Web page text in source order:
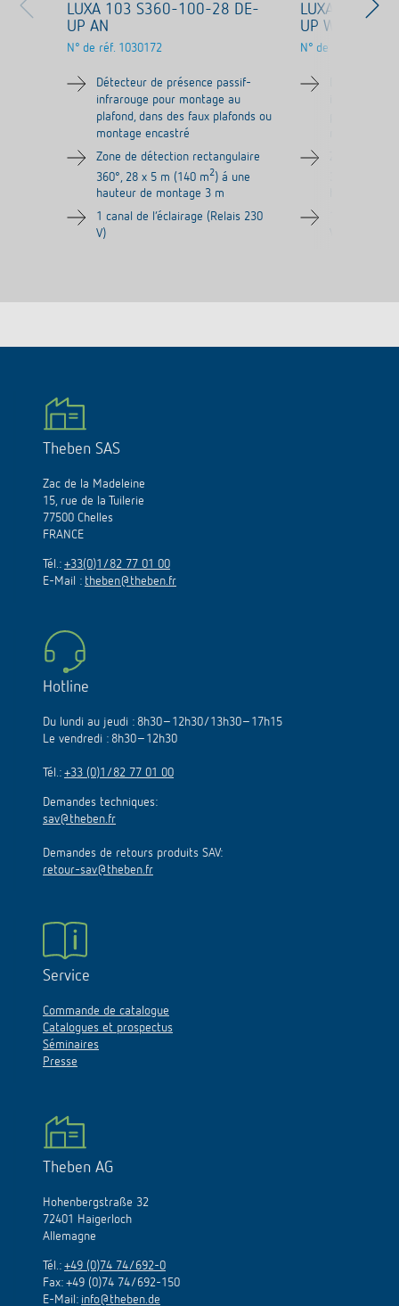
LUXA 103 S360-100-28 DE-
UP AN
N° de réf. 1030172
Détecteur de présence passif-
infrarouge pour montage au
plafond, dans des faux plafonds ou
montage encastré
Zone de détection rectangulaire
360°, 28 x 5 m (140 m2) á une
hauteur de montage 3 m
1 canal de l‘éclairage (Relais 230
V)
LUXA 103
UP WH
N° de réf.
Theben SAS
Zac de la Madeleine
15, rue de la Tuilerie
77500 Chelles
FRANCE
Tél.: +33(0)1/82 77 01 00
E-Mail : theben@theben.fr
Hotline
Du lundi au jeudi : 8h30–12h30/13h30–17h15
Le vendredi : 8h30–12h30
Tél.: +33 (0)1/82 77 01 00
Demandes techniques:
sav@theben.fr
Demandes de retours produits SAV:
retour-sav@theben.fr
Service
Commande de catalogue
Catalogues et prospectus
Séminaires
Presse
Theben AG
Hohenbergstraße 32
72401 Haigerloch
Allemagne
Tél.: +49 (0)74 74/692-0
Fax: +49 (0)74 74/692-150
E-Mail: info@theben.de